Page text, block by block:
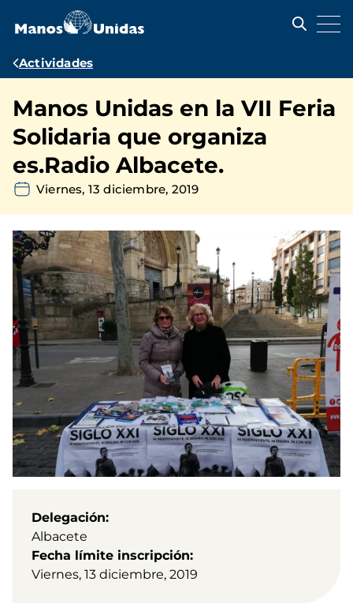
contenido
Ruta
navegación
Actividades
Manos Unidas en la VII Feria
Solidaria que organiza
es.Radio Albacete.
Viernes, 13 diciembre, 2019
Delegación
Albacete
Fecha límite inscripción
Viernes, 13 diciembre, 2019